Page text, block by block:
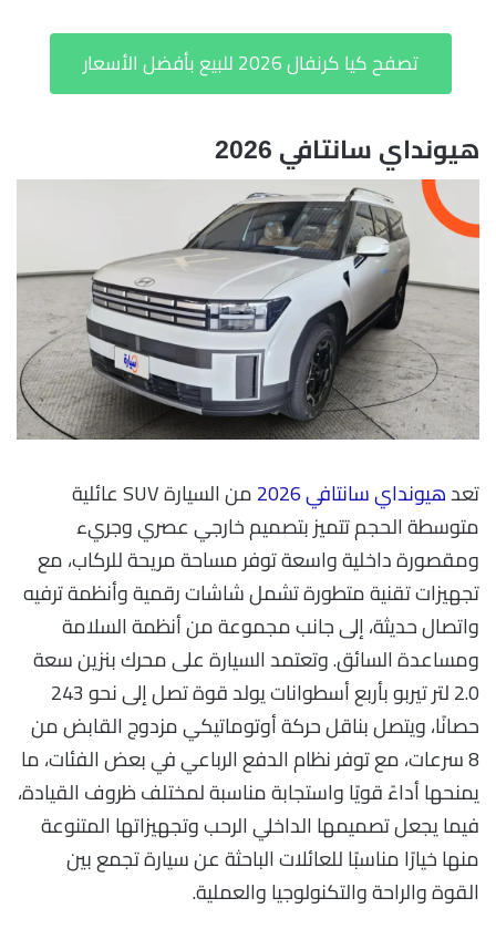
تصفح كيا كرنفال 2026 للبيع بأفضل الأسعار
هيونداي سانتافي 2026
تعدهيونداي سانتافي 2026
من السيارة SUV عائلية
متوسطة الحجم تتميز بتصميم خارجي عصري وجريء
ومقصورة داخلية واسعة توفر مساحة مريحة للركاب، مع
تجهيزات تقنية متطورة تشمل شاشات رقمية وأنظمة ترفيه
واتصال حديثة، إلى جانب مجموعة من أنظمة السلامة
ومساعدة السائق. وتعتمد السيارة على محرك بنزين سعة
2.0 لتر تيربو بأربع أسطوانات يولد قوة تصل إلى نحو 243
حصانًا، ويتصل بناقل حركة أوتوماتيكي مزدوج القابض من
8 سرعات، مع توفر نظام الدفع الرباعي في بعض الفئات، ما
يمنحها أداءً قويًا واستجابة مناسبة لمختلف ظروف القيادة،
فيما يجعل تصميمها الداخلي الرحب وتجهيزاتها المتنوعة
منها خيارًا مناسبًا للعائلات الباحثة عن سيارة تجمع بين
القوة والراحة والتكنولوجيا والعملية.